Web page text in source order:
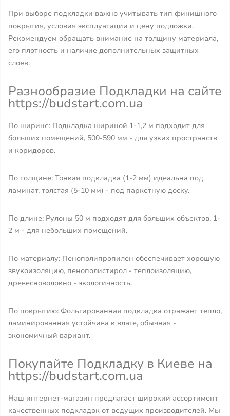
При выборе подкладки важно учитывать тип финишного
покрытия, условия эксплуатации и цену подложки.
Рекомендуем обращать внимание на толщину материала,
его плотность и наличие дополнительных защитных
слоев.
Разнообразие Подкладки на сайте
https://budstart.com.ua
По ширине: Подкладка шириной 1-1,2 м подходит для
больших помещений, 500-590 мм - для узких пространств
и коридоров.
По толщине: Тонкая подкладка (1-2 мм) идеальна под
ламинат, толстая (5-10 мм) - под паркетную доску.
По длине: Рулоны 50 м подходят для больших объектов, 1-
2 м - для небольших помещений.
По материалу: Пенополипропилен обеспечивает хорошую
звукоизоляцию, пенополистирол - теплоизоляцию,
древесноволокно - экологичность.
По покрытию: Фольгированная подкладка отражает тепло,
ламинированная устойчива к влаге, обычная -
экономичный вариант.
Покупайте Подкладку в Киеве на
https://budstart.com.ua
Наш интернет-магазин предлагает широкий ассортимент
качественных подкладок от ведущих производителей. Мы